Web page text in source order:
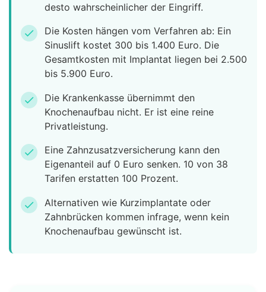
desto wahrscheinlicher der Eingriff.
check
Die Kosten hängen vom Verfahren ab: Ein
Sinuslift kostet 300 bis 1.400 Euro. Die
Gesamtkosten mit Implantat liegen bei 2.500
bis 5.900 Euro.
check
Die Krankenkasse übernimmt den
Knochenaufbau nicht. Er ist eine reine
Privatleistung.
check
Eine Zahnzusatzversicherung kann den
Eigenanteil auf 0 Euro senken. 10 von 38
Tarifen erstatten 100 Prozent.
check
Alternativen wie Kurzimplantate oder
Zahnbrücken kommen infrage, wenn kein
Knochenaufbau gewünscht ist.